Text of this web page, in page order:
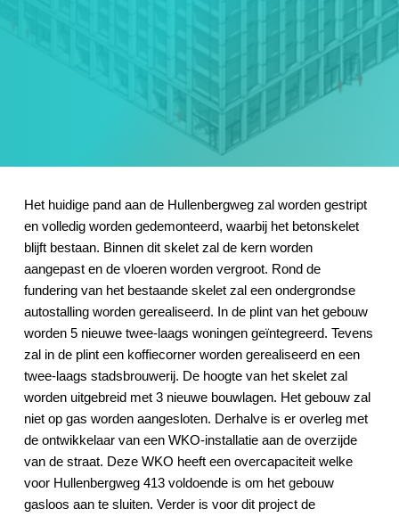
Het huidige pand aan de Hullenbergweg zal worden gestript
en volledig worden gedemonteerd, waarbij het betonskelet
blijft bestaan. Binnen dit skelet zal de kern worden
aangepast en de vloeren worden vergroot. Rond de
fundering van het bestaande skelet zal een ondergrondse
autostalling worden gerealiseerd. In de plint van het gebouw
worden 5 nieuwe twee-laags woningen geïntegreerd. Tevens
zal in de plint een koffiecorner worden gerealiseerd en een
twee-laags stadsbrouwerij. De hoogte van het skelet zal
worden uitgebreid met 3 nieuwe bouwlagen. Het gebouw zal
niet op gas worden aangesloten. Derhalve is er overleg met
de ontwikkelaar van een WKO-installatie aan de overzijde
van de straat. Deze WKO heeft een overcapaciteit welke
voor Hullenbergweg 413 voldoende is om het gebouw
gasloos aan te sluiten. Verder is voor dit project de